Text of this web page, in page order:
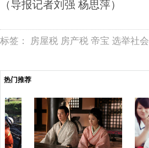
（导报记者刘强 杨思萍）
标签： 房屋税 房产税 帝宝 选举社会
热门推荐